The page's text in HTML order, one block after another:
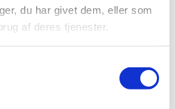
du har givet dem, eller som
af deres tjenester.